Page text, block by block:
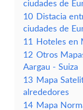
ciudades de
10 Distacia
ciudades de
11
Hoteles en
12 Otros
Aargau - Suiza
13 Mapa
alrededores
14 Mapa